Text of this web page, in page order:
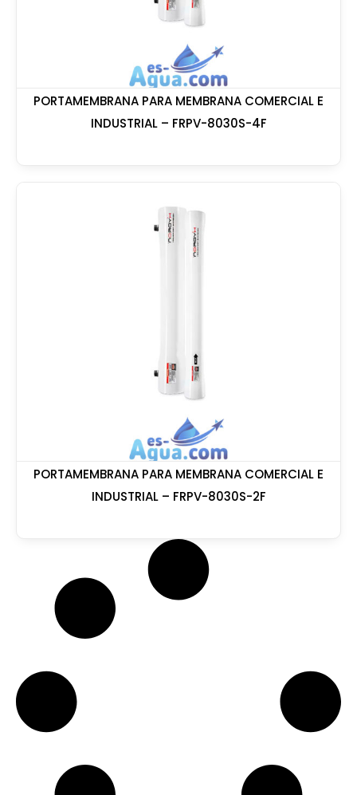
PORTAMEMBRANA PARA MEMBRANA COMERCIAL E
INDUSTRIAL – FRPV-8030S-4F
PORTAMEMBRANA PARA MEMBRANA COMERCIAL E
INDUSTRIAL – FRPV-8030S-2F